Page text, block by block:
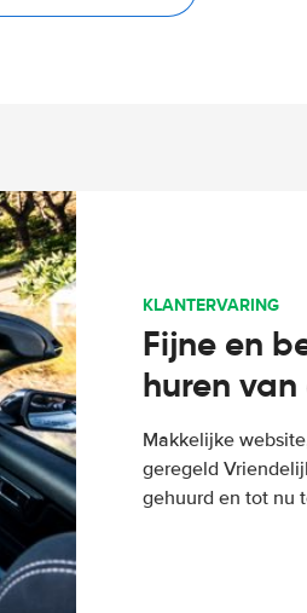
KLANTERVARING
Fijne en
huren
Makkelijke
geregeld
gehuurd en tot nu